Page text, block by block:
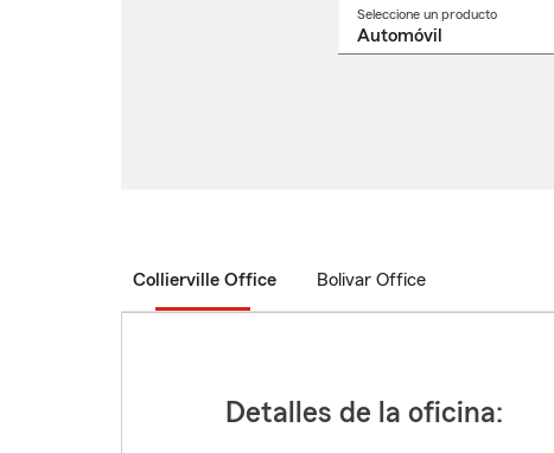
Seleccione un productoSeleccione
Collierville Office Bolivar Office
Detalles de la oficina: